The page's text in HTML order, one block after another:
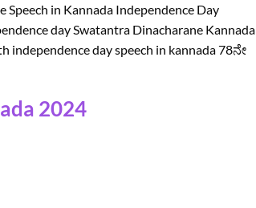
in Kannada Independence Day
day Swatantra Dinacharane Kannada
independence day speech in kannada 78ನೇ
2024